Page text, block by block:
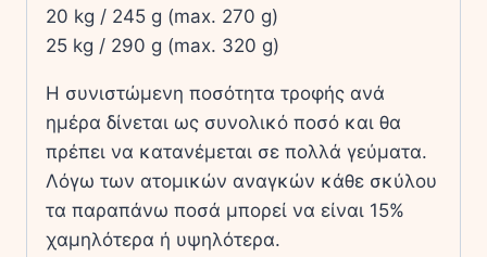
20 kg / 245 g (max. 270 g)
25 kg / 290 g (max. 320 g)
Η συνιστώμενη ποσότητα τροφής ανά
ημέρα δίνεται ως συνολικό ποσό και θα
πρέπει να κατανέμεται σε πολλά γεύματα.
Λόγω των ατομικών αναγκών κάθε σκύλου
τα παραπάνω ποσά μπορεί να είναι 15%
χαμηλότερα ή υψηλότερα.